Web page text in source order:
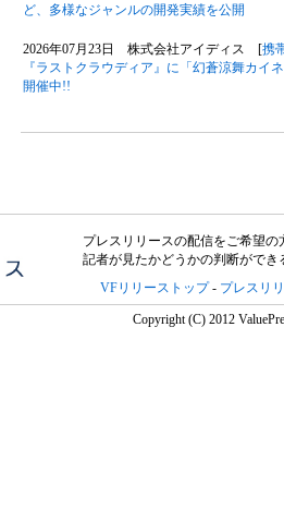
ど、多様なジャンルの開発実績を公開
2026年07月23日 株式会社アイディス [携
『ラストクラウディア』に「幻蒼涼舞カイ
開催中!!
プレスリリースの配信をご希望の
記者が見たかどうかの判断がで
VFリリーストップ- プレスリ
Copyright (C) 2012